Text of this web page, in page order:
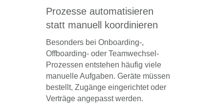
Prozesse automatisieren
statt manuell koordinieren
Besonders bei Onboarding-,
Offboarding- oder Teamwechsel-
Prozessen entstehen häufig viele
manuelle Aufgaben. Geräte müssen
bestellt, Zugänge eingerichtet oder
Verträge angepasst werden.